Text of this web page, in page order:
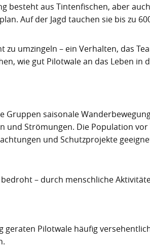
besteht aus Tintenfischen, aber
Auf der Jagd tauchen sie bis zu
umzingeln – ein Verhalten, das
wie gut Pilotwale an das Leben in
Gruppen saisonale
und Strömungen. Die Population vor
und Schutzprojekte
– durch menschliche
geraten Pilotwale häufig